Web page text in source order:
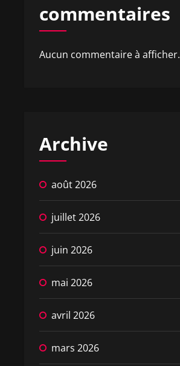
commentaires
Aucun commentaire à afficher.
Archive
août 2026
juillet 2026
juin 2026
mai 2026
avril 2026
mars 2026